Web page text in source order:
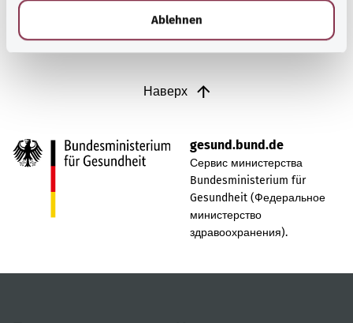
Ablehnen
Gesundheit (BMG, Федеральное министерство
Наверх
gesund.bund.de
Сервис министерства
Bundesministerium für
Gesundheit (Федеральное
министерство
здравоохранения).